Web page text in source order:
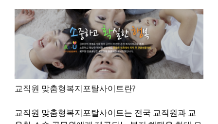
교직원 맞춤형복지포탈사이트란?
교직원 맞춤형복지포탈사이트는 전국 교직원과 교